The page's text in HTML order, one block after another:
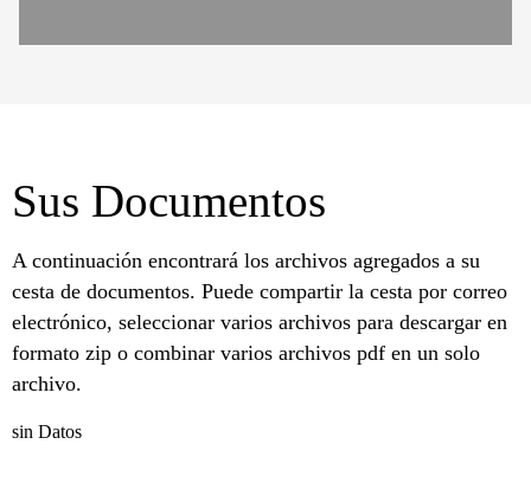
Sus Documentos
A continuación encontrará los archivos agregados a su
cesta de documentos. Puede compartir la cesta por correo
electrónico, seleccionar varios archivos para descargar en
formato zip o combinar varios archivos pdf en un solo
archivo.
sin Datos